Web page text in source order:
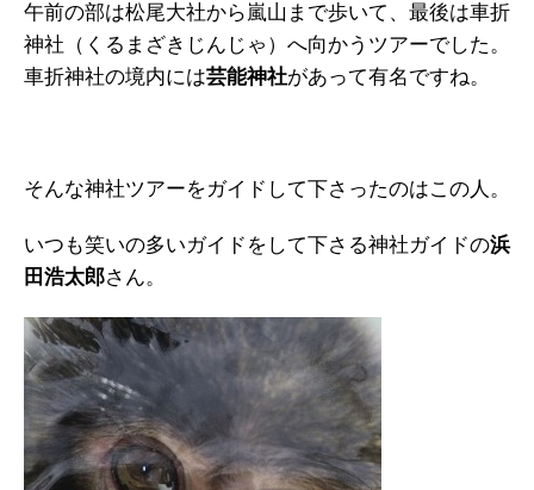
午前の部は松尾大社から嵐山まで歩いて、最後は車折
神社（くるまざきじんじゃ）へ向かうツアーでした。
車折神社の境内には芸能神社があって有名ですね。
そんな神社ツアーをガイドして下さったのはこの人。
いつも笑いの多いガイドをして下さる神社ガイドの浜
田浩太郎さん。